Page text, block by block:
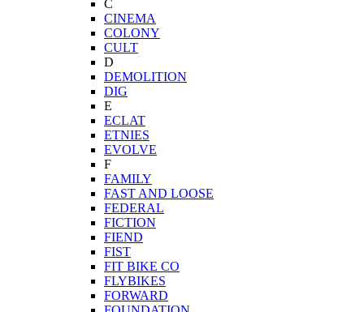
C
CINEMA
COLONY
CULT
D
DEMOLITION
DIG
E
ECLAT
ETNIES
EVOLVE
F
FAMILY
FAST AND LOOSE
FEDERAL
FICTION
FIEND
FIST
FIT BIKE CO
FLYBIKES
FORWARD